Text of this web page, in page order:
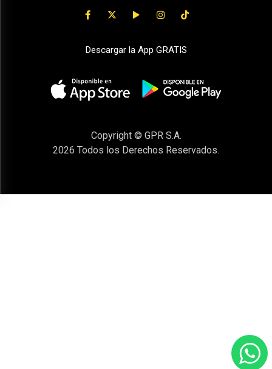
Descargar la App GRATIS
Copyright © GPR S.A.
2026 Todos los Derechos Reservados.